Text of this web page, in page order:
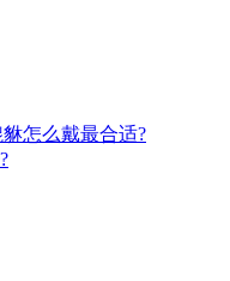
怎么戴最合适?